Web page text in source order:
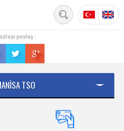
paylaş :
TSO